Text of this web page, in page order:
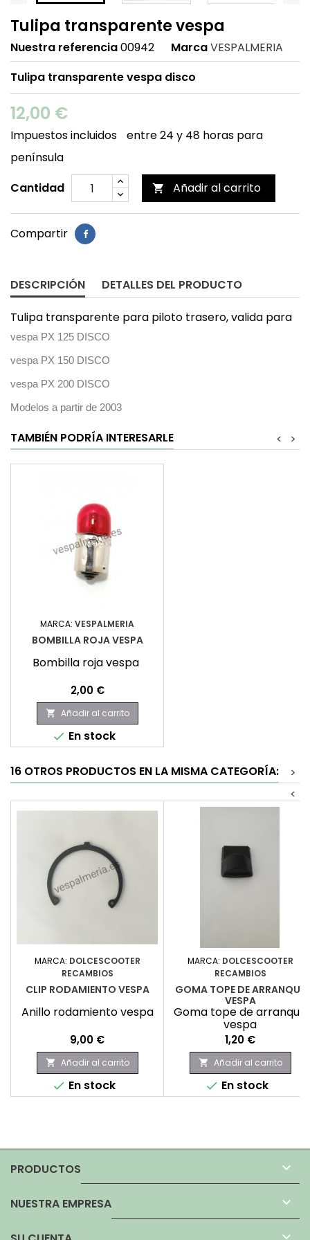
Tulipa transparente vespa
Nuestra referencia00942 MarcaVESPALMERIA
Tulipa transparente vespa disco
12,00 €
Impuestos incluidos
entre 24 y 48 horas para
península
Cantidad
 Añadir al carrito
Compartir
DESCRIPCIÓN DETALLES DEL PRODUCTO
Tulipa transparente para piloto trasero, valida para
vespa PX 125 DISCO
vespa PX 150 DISCO
vespa PX 200 DISCO
Modelos a partir de 2003
TAMBIÉN PODRÍA INTERESARLE >
<
MARCA: VESPALMERIA
BOMBILLA ROJA VESPA
Bombilla roja vespa
Precio
2,00 €
 Añadir al carrito
 En stock
16 OTROS PRODUCTOS EN LA MISMA CATEGORÍA:
>
<
MARCA: DOLCESCOOTER
RECAMBIOS
CLIP RODAMIENTO VESPA
Anillo rodamiento vespa
Precio
9,00 €
 Añadir al carrito
 En stock
MARCA: DOLCESCOOTER
RECAMBIOS
GOMA TOPE DE ARRANQUE
VESPA
Goma tope de arranque
vespa
Precio
1,20 €
 Añadir al carrito
 En stock
PRODUCTOS 
NUESTRA EMPRESA 